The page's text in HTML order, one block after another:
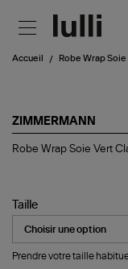
Accueil Robe Wrap
ZIMMERMANN
Robe
Clair
Robe Wrap Soie Vert
Taille
Prendre votre taille